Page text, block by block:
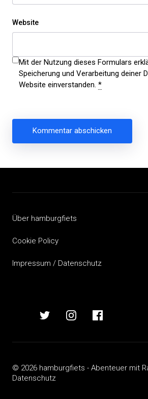
Website
Mit der Nutzung dieses Formulars
Speicherung und Verarbeitung deiner
Website einverstanden. *
Über hamburgfiets
Cookie Policy
Impressum / Datenschutz
hamburgfietshamburgfiets
auf
hamburgfiets
auf
hamburgfiets
auf
© 2026 hamburgfiets - Abenteuer mit
Datenschutz